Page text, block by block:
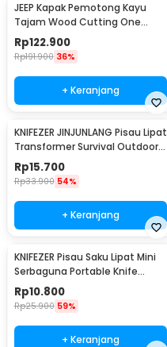
JEEP Kapak Pemotong Kayu
Tajam Wood Cutting One
Handed Axe - JP57
Rp122.900
Rp191.900 36%
+ Keranjang
KNIFEZER JINJUNLANG Pisau Lipat
Transformer Survival Outdoor
Knife - JL-10A
Rp15.700
Rp33.900 54%
+ Keranjang
KNIFEZER Pisau Saku Lipat Mini
Serbaguna Portable Knife
Survival Tool - W33
Rp10.800
Rp25.900 59%
+ Keranjang